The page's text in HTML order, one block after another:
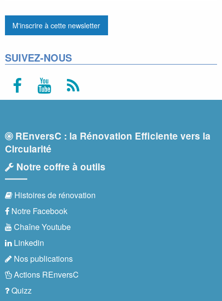
SUIVEZ-NOUS
REnversC : la Rénovation Efficiente vers la
Circularité
Notre coffre à outils
Histoires de rénovation
Notre Facebook
Chaîne Youtube
Linkedin
Nos publications
Actions REnversC
Quizz